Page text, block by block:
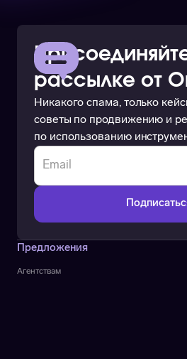
рассылке от
Никакого спама, только
советы по продвижению и
по использованию
Предложения
Агентствам